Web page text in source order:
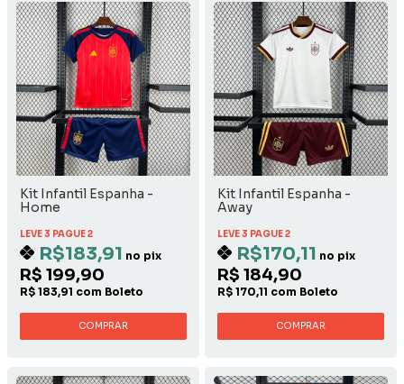
Kit Infantil Espanha -
Home
LEVE 3 PAGUE 2
R$183,91 no pix
R$ 199,90
R$ 183,91 com Boleto
COMPRAR
Kit Infantil Espanha -
Away
LEVE 3 PAGUE 2
R$170,11 no pix
R$ 184,90
R$ 170,11 com Boleto
COMPRAR